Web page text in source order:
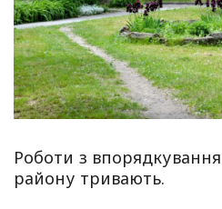
Роботи з впорядкування
району тривають.